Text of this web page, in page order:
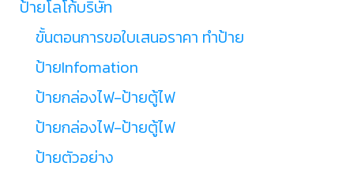
ป้ายโลโก้บริษัท
ขั้นตอนการขอใบเสนอราคา ทำป้าย
ป้ายInfomation
ป้ายกล่องไฟ-ป้ายตู้ไฟ
ป้ายกล่องไฟ-ป้ายตู้ไฟ
ป้ายตัวอย่าง